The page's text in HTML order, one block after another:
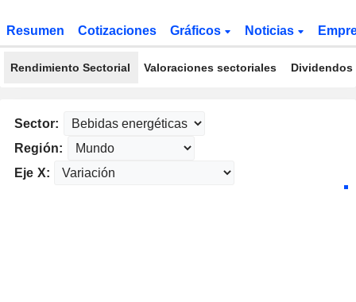
Resumen Cotizaciones Gráficos Noticias
Rendimiento Sectorial Valoraciones sectoriales
Sector:
Región:
Eje X: